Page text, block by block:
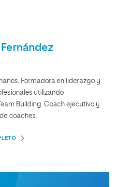
Formadora en liderazgo y
utilizando
Building. Coach ejecutivo y
coaches.